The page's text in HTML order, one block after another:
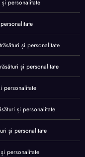
personalitate
și personalitate
și personalitate
personalitate
și personalitate
și personalitate
personalitate